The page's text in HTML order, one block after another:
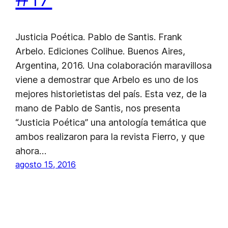
Justicia Poética. Pablo de Santis. Frank
Arbelo. Ediciones Colihue. Buenos Aires,
Argentina, 2016. Una colaboración maravillosa
viene a demostrar que Arbelo es uno de los
mejores historietistas del país. Esta vez, de la
mano de Pablo de Santis, nos presenta
“Justicia Poética” una antología temática que
ambos realizaron para la revista Fierro, y que
ahora…
agosto 15, 2016